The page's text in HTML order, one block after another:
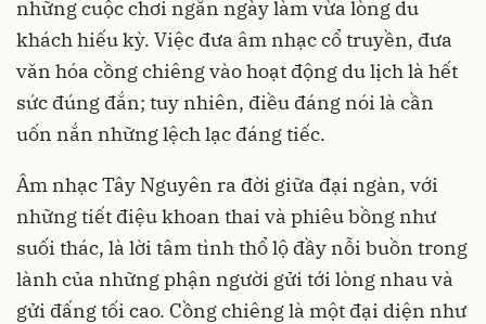
những cuộc chơi ngắn ngày làm vừa lòng du
khách hiếu kỳ. Việc đưa âm nhạc cổ truyền, đưa
văn hóa cồng chiêng vào hoạt động du lịch là hết
sức đúng đắn; tuy nhiên, điều đáng nói là cần
uốn nắn những lệch lạc đáng tiếc.
Âm nhạc Tây Nguyên ra đời giữa đại ngàn, với
những tiết điệu khoan thai và phiêu bồng như
suối thác, là lời tâm tình thổ lộ đầy nỗi buồn trong
lành của những phận người gửi tới lòng nhau và
gửi đấng tối cao. Cồng chiêng là một đại diện như